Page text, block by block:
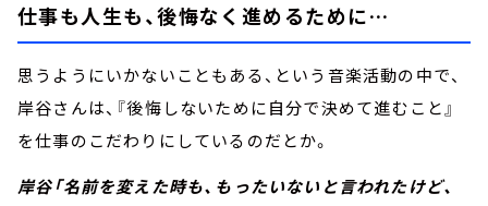
仕事も人生も、後悔なく進めるために…
思うようにいかないこともある、という音楽活動の中で、
岸谷さんは、『後悔しないために自分で決めて進むこと』
を仕事のこだわりにしているのだとか。
岸谷「名前を変えた時も、もったいないと言われたけど、